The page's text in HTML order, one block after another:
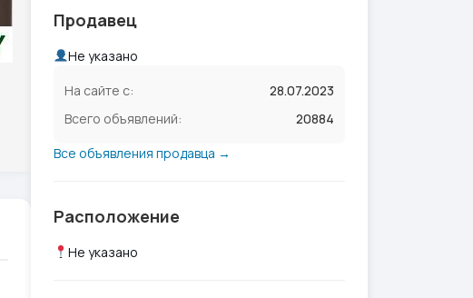
Продавец
Не указано
На сайте с:
28.07.2023
Всего объявлений:
20884
Все объявления продавца →
Расположение
Не указано